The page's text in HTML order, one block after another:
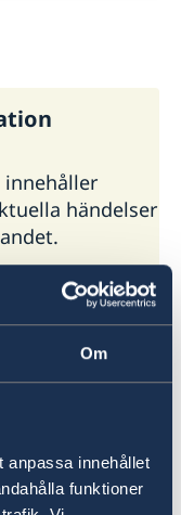
Om
anpassa innehållet
funktioner
innehåller
händelser
–
råd
i olika